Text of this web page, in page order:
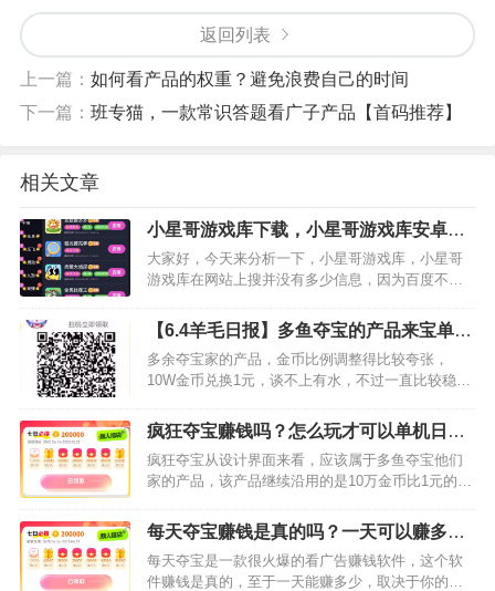
返回列表
上一篇： 如何看产品的权重？避免浪费自己的时间
下一篇： 班专猫，一款常识答题看广子产品【首码推荐】
相关文章
小星哥游戏库下载，小星哥游戏库安卓
app【首码发布】
大家好，今天来分析一下，小星哥游戏库，小星哥
游戏库在网站上搜并没有多少信息，因为百度不给
星哥游戏库完全不是一回事，我相信来搜索引擎搜
索的人，大概率是是看到了…
【6.4羊毛日报】多鱼夺宝的产品来宝单机
一天5块没有问题【首码推荐】
多余夺宝家的产品，金币比例调整得比较夸张，
10W金币兑换1元，谈不上有水，不过一直比较稳
别下图打开软件不是兜底5万金币看5个激励视频的
手机不适合继续进行。下…
疯狂夺宝赚钱吗？怎么玩才可以单机日赚
20+以上？【首码推荐】
疯狂夺宝从设计界面来看，应该属于多鱼夺宝他们
家的产品，该产品继续沿用的是10万金币比1元的操
通，只要没有玩过该产品的用户登录都为新用户，
新用户赠送1万金币。产…
每天夺宝赚钱是真的吗？一天可以赚多
少，小编亲测【首码推荐】
每天夺宝是一款很火爆的看广告赚钱软件，这个软
件赚钱是真的，至于一天能赚多少，取决于你的手